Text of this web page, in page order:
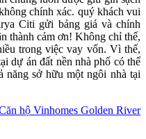
chính xác. quý khách vui
Citi gửi bảng giá và chính
thành cảm ơn! Không chỉ thế,
trong việc vay vốn. Vì thế,
dự án đất nền nhà phố có thể
năng sở hữu một ngôi nhà tại
hộ Vinhomes Golden River